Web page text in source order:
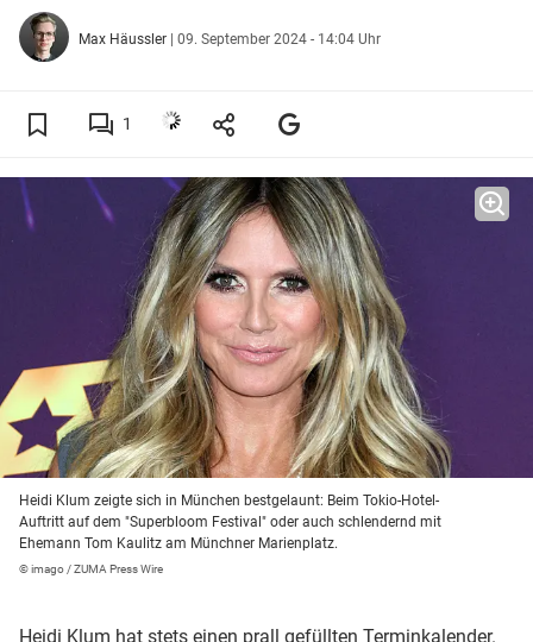
Max Häussler | 09. September 2024 - 14:04 Uhr
1
Heidi Klum zeigte sich in München bestgelaunt: Beim Tokio-Hotel-
Auftritt auf dem "Superbloom Festival" oder auch schlendernd mit
Ehemann Tom Kaulitz am Münchner Marienplatz.
© imago / ZUMA Press Wire
Heidi Klum hat stets einen prall gefüllten Terminkalender.